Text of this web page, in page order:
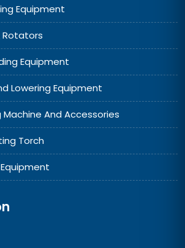
Equipment
Rotators
Equipment
Lowering Equipment
Machine And Accessories
Torch